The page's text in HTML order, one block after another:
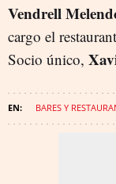
Vendrell
cargo el
Socio único,
BARES Y